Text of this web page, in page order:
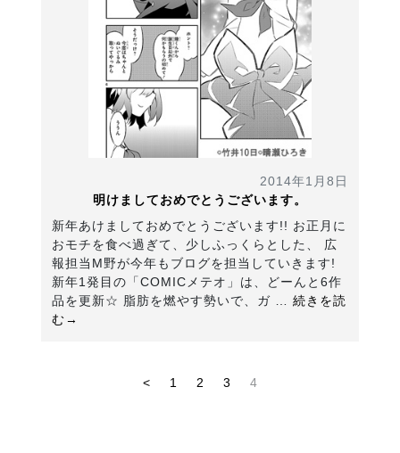
2014年1月8日
明けましておめでとうございます。
新年あけましておめでとうございます!! お正月に
おモチを食べ過ぎて、少しふっくらとした、 広
報担当M野が今年もブログを担当していきます!
新年1発目の「COMICメテオ」は、どーんと6作
品を更新☆ 脂肪を燃やす勢いで、ガ … 続きを読
む→
< 1 2 3 4